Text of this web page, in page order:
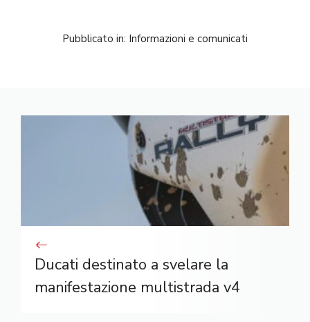
Pubblicato in: Informazioni e comunicati
Ducati destinato a svelare la
manifestazione multistrada v4